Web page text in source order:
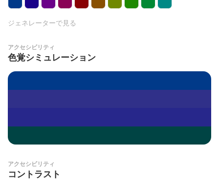
ジェネレーターで見る
アクセシビリティ
色覚シミュレーション
アクセシビリティ
コントラスト